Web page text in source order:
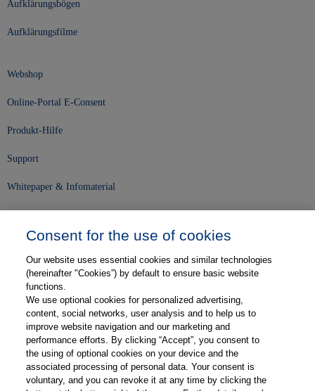
Aufklärungsbögen
Aufklärungsfilme
Webshop
Online-Portal E-Consent
Produkt-Hilfe
Support
Whitepaper & Infomaterial
Karriere
Kontakt
Web-Semniare
Anwenderberichte
Partner
Consent for the use of cookies
Our website uses essential cookies and similar technologies
(hereinafter "Cookies”) by default to ensure basic website
functions.
We use optional cookies for personalized advertising,
content, social networks, user analysis and to help us to
improve website navigation and our marketing and
performance efforts. By clicking “Accept”, you consent to
the using of optional cookies on your device and the
associated processing of personal data. Your consent is
voluntary, and you can revoke it at any time by clicking the